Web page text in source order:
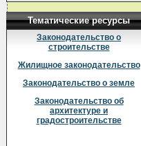
Тематические ресурсы
Законодательство о
строительстве
Жилищное законодательство
Законодательство о земле
Законодательство об
архитектуре и
градостроительстве